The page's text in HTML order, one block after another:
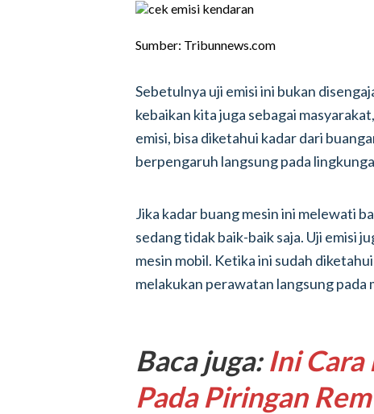
Sumber: Tribunnews.com
Sebetulnya uji emisi ini bukan
kebaikan kita juga sebagai
emisi, bisa diketahui kadar dari
berpengaruh langsung pada
Jika kadar buang mesin ini melewati
sedang tidak baik-baik saja. Uji emisi
mesin mobil. Ketika ini sudah
melakukan perawatan langsung pada
Baca juga:Ini
Pada Piringan